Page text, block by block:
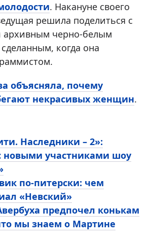
. Накануне своего
решила поделиться с
архивным черно-белым
когда она
объясняла, почему
некрасивых женщин.
Наследники – 2»:
новыми участниками шоу
по-питерски: чем
«Невский»
предпочел конькам
мы знаем о Мартине